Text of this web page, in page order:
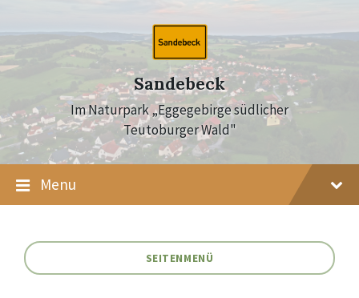
content
main
navigation
footer
Sandebeck
Im Naturpark „Eggegebirge südlicher
Teutoburger Wald"
Menu
SEITENMENÜ